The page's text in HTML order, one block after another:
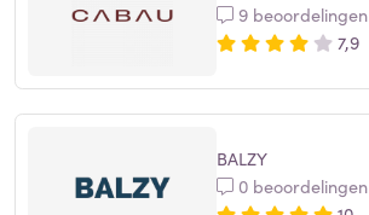
9 beoordelingen
7,9
BALZY
0 beoordelingen